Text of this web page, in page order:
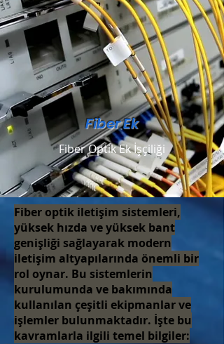
Fiber Ek
Fiber Optik Ek İşçiliği
Fiber optik iletişim sistemleri,
yüksek hızda ve yüksek bant
genişliği sağlayarak modern
iletişim altyapılarında önemli bir
rol oynar. Bu sistemlerin
kurulumunda ve bakımında
kullanılan çeşitli ekipmanlar ve
işlemler bulunmaktadır. İşte bu
kavramlarla ilgili temel bilgiler: